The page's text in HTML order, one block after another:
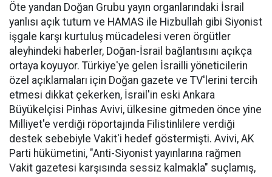
Öte yandan Doğan Grubu yayın organlarındaki İsrail
yanlısı açık tutum ve HAMAS ile Hizbullah gibi Siyonist
işgale karşı kurtuluş mücadelesi veren örgütler
aleyhindeki haberler, Doğan-İsrail bağlantısını açıkça
ortaya koyuyor. Türkiye'ye gelen İsrailli yöneticilerin
özel açıklamaları için Doğan gazete ve TV'lerini tercih
etmesi dikkat çekerken, İsrail'in eski Ankara
Büyükelçisi Pinhas Avivi, ülkesine gitmeden önce yine
Milliyet'e verdiği röportajında Filistinlilere verdiği
destek sebebiyle Vakit'i hedef göstermişti. Avivi, AK
Parti hükümetini, "Anti-Siyonist yayınlarına rağmen
Vakit gazetesi karşısında sessiz kalmakla" suçlamış,